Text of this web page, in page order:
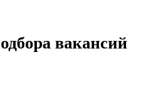
вакансий